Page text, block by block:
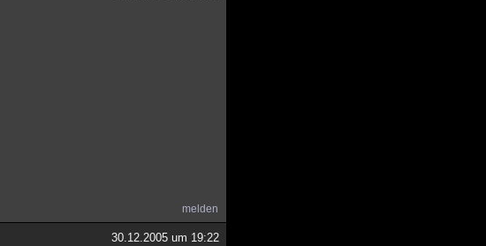
melden
30.12.2005 um 19:22